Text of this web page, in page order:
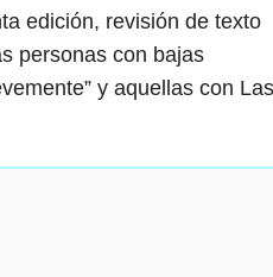
edición, revisión de texto
personas con bajas
y aquellas con Las